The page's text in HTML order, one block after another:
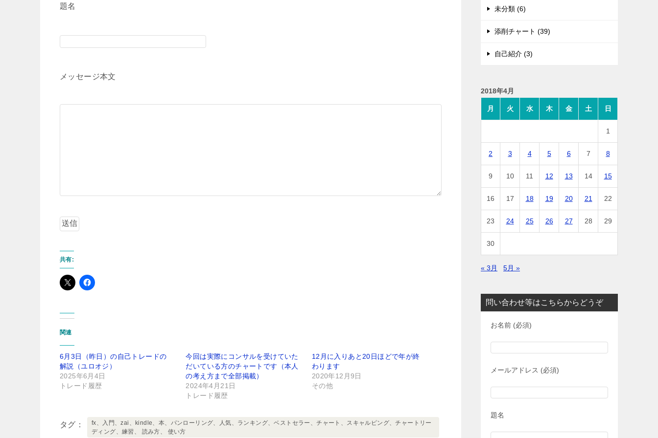
題名
メッセージ本文
共有:
関連
6月3日（昨日）の自己トレードの
解説（ユロオジ）
2025年6月4日
トレード履歴
今回は実際にコンサルを受けていた
だいている方のチャートです（本人
の考え方まで全部掲載）
2024年4月21日
トレード履歴
12月に入りあと20日ほどで年が終
わります
2020年12月9日
その他
タグ
fx、入門、zai、kindle、本、パンローリング、人気、ランキング、ベストセラー、チャート、スキャルピング、チャートリー
ディング、練習、 読み方、 使い方
未分類 (6)
添削チャート (39)
自己紹介 (3)
2018年4月
月 火 水 木 金 土 日
1
2 3 4 5 6 7 8
9 10 11 12 13 14 15
16 17 18 19 20 21 22
23 24 25 26 27 28 29
30
« 3月 5月 »
問い合わせ等はこちらからどうぞ
お名前 (必須)
メールアドレス (必須)
題名